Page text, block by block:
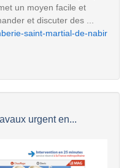
un moyen facile et
et discuter des ...
saint-martial-de-nabir
urgent en...